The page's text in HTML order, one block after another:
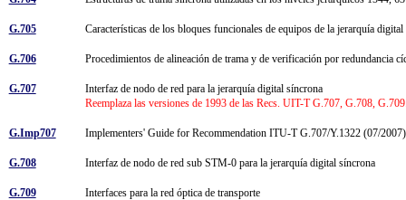
G.705 Características de los bloques funcionales de equipos de la jerarquía
G.706 Procedimientos de alineación de trama y de verificación por redundancia
G.707
Interfaz de nodo de red para la jerarquía digital síncrona
Reemplaza las versiones de 1993 de las Recs. UIT-T G.707, G.708,
G.Imp707 Implementers' Guide for Recommendation ITU-T G.707/Y.1322 (07/
G.708 Interfaz de nodo de red sub STM-0 para la jerarquía digital síncrona
G.709 Interfaces para la red óptica de transporte